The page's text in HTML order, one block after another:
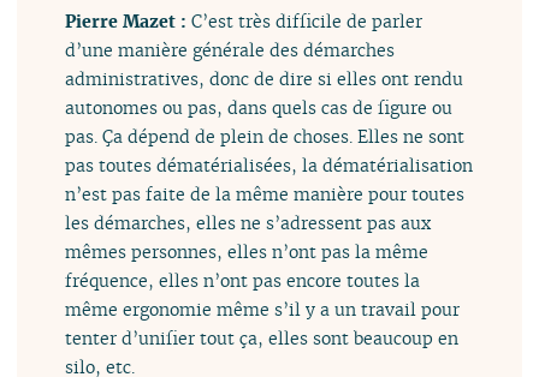
Pierre Mazet :C’est très difficile de parler
d’une manière générale des démarches
administratives, donc de dire si elles ont rendu
autonomes ou pas, dans quels cas de figure ou
pas. Ça dépend de plein de choses. Elles ne sont
pas toutes dématérialisées, la dématérialisation
n’est pas faite de la même manière pour toutes
les démarches, elles ne s’adressent pas aux
mêmes personnes, elles n’ont pas la même
fréquence, elles n’ont pas encore toutes la
même ergonomie même s’il y a un travail pour
tenter d’unifier tout ça, elles sont beaucoup en
silo, etc.